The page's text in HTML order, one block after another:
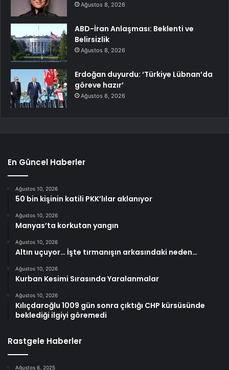
Ağustos 8, 2026
ABD-İran Anlaşması: Beklenti ve
Belirsizlik
Ağustos 8, 2026
Erdoğan duyurdu: ‘Türkiye Lübnan’da
göreve hazır’
Ağustos 8, 2026
En Güncel Haberler
Ağustos 10, 2026
50 bin kişinin katili PKK’lılar aklanıyor
Ağustos 10, 2026
Manyas’ta korkutan yangın
Ağustos 10, 2026
Altın uçuyor… İşte tırmanışın arkasındaki neden…
Ağustos 10, 2026
Kurban Kesimi Sırasında Yaralanmalar
Ağustos 10, 2026
Kılıçdaroğlu 1009 gün sonra çıktığı CHP kürsüsünde
beklediği ilgiyi göremedi
Rastgele Haberler
Ağustos 6, 2025